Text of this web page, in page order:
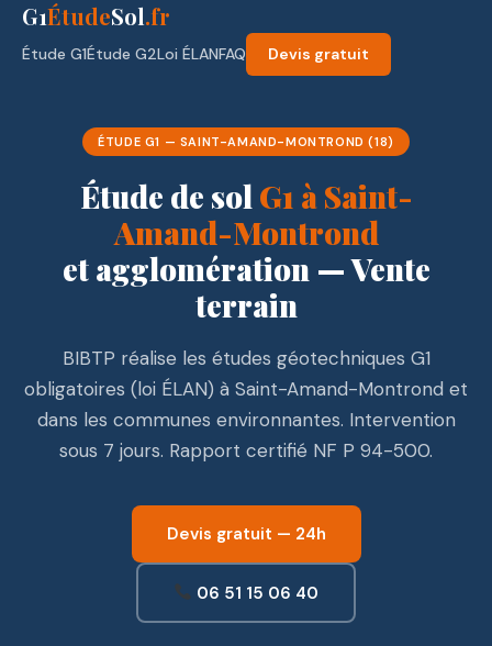
G1ÉtudeSol.fr
Étude G1Étude G2Loi ÉLANFAQ Devis gratuit
ÉTUDE G1 — SAINT-AMAND-MONTROND (18)
Étude de sol G1 à Saint-
Amand-Montrond
et agglomération — Vente
terrain
BIBTP réalise les études géotechniques G1
obligatoires (loi ÉLAN) à Saint-Amand-Montrond et
dans les communes environnantes. Intervention
sous 7 jours. Rapport certifié NF P 94-500.
Devis gratuit — 24h
06 51 15 06 40